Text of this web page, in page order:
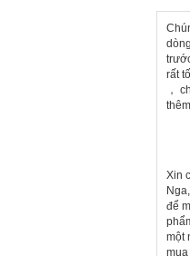
rất
，
Xin
để
một